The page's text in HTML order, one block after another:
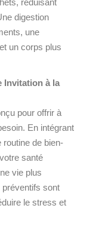
digestion
une
un corps plus
Invitation à la
pour offrir à
En intégrant
de bien-
santé
vie plus
sont
le stress et